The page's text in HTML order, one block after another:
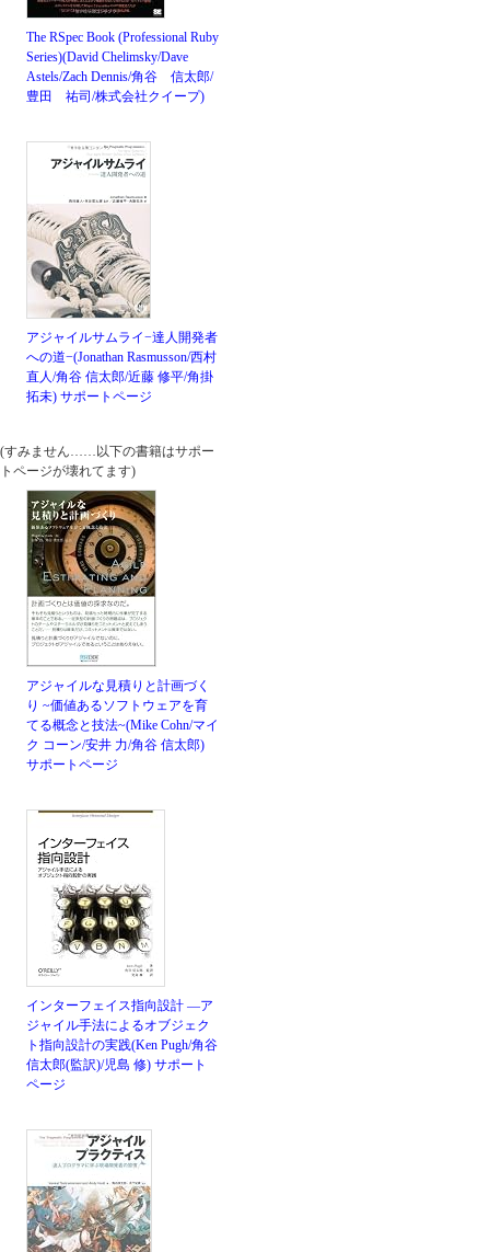
The RSpec Book (Professional Ruby
Series)(David Chelimsky/Dave
Astels/Zach Dennis/角谷 信太郎/
豊田 祐司/株式会社クイープ)
アジャイルサムライ−達人開発者
への道−(Jonathan Rasmusson/西村
直人/角谷 信太郎/近藤 修平/角掛
拓未) サポートページ
(すみません……以下の書籍はサポー
トページが壊れてます)
アジャイルな見積りと計画づく
り ~価値あるソフトウェアを育
てる概念と技法~(Mike Cohn/マイ
ク コーン/安井 力/角谷 信太郎)
サポートページ
インターフェイス指向設計 ―ア
ジャイル手法によるオブジェク
ト指向設計の実践(Ken Pugh/角谷
信太郎(監訳)/児島 修) サポート
ページ